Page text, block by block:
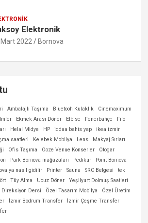
Elektronik
2022 Bornova
Ambalajlı Taşıma Bluetooh Kulaklık
Cinemaximum
Ekmek Arası Döner Elbise Fenerbahçe
Filo
Helal Midye HP iddaa bahis yap
ikea izmir
saatleri Kelebek Mobilya Lens
Makyaj Sırları
Ofis Taşıma Ooze Venue Konserler
Otogar
Park Bornova mağazaları Pedikür
Point Bornova
nasıl gidilir Printer Sauna SRC Belgesi
tek
Tüy Alma Ucuz Döner
Yeşilyurt Dolmuş Saatleri
Direksiyon Dersi Özel Tasarım Mobilya
Özel Üretim
İzmir Bodrum Transfer
İzmir Çeşme Transfer